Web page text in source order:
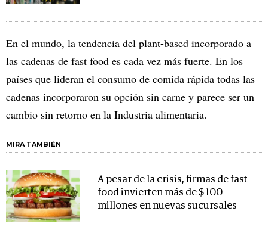
En el mundo, la tendencia del plant-based incorporado a
las cadenas de fast food es cada vez más fuerte. En los
países que lideran el consumo de comida rápida todas las
cadenas incorporaron su opción sin carne y parece ser un
cambio sin retorno en la Industria alimentaria.
MIRA TAMBIÉN
A pesar de la crisis, firmas de fast
food invierten más de $ 100
millones en nuevas sucursales